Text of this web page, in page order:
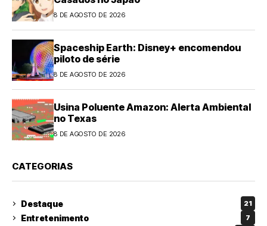
8 DE AGOSTO DE 2026
Spaceship Earth: Disney+ encomendou
piloto de série
8 DE AGOSTO DE 2026
Usina Poluente Amazon: Alerta Ambiental
no Texas
8 DE AGOSTO DE 2026
CATEGORIAS
Destaque 21
Entretenimento 7